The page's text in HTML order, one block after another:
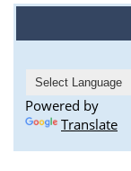
Powered by
Translate